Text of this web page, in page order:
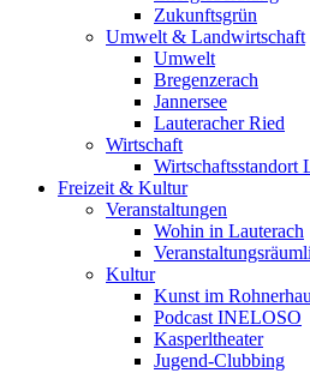
Zukunftsgrün
Umwelt & Landwirtschaft
Umwelt
Bregenzerach
Jannersee
Lauteracher Ried
Wirtschaft
Wirtschaftsstandort
Freizeit & Kultur
Veranstaltungen
Wohin in Lauterach
Kultur
Kunst im
Podcast INELOSO
Kasperltheater
Jugend-Clubbing